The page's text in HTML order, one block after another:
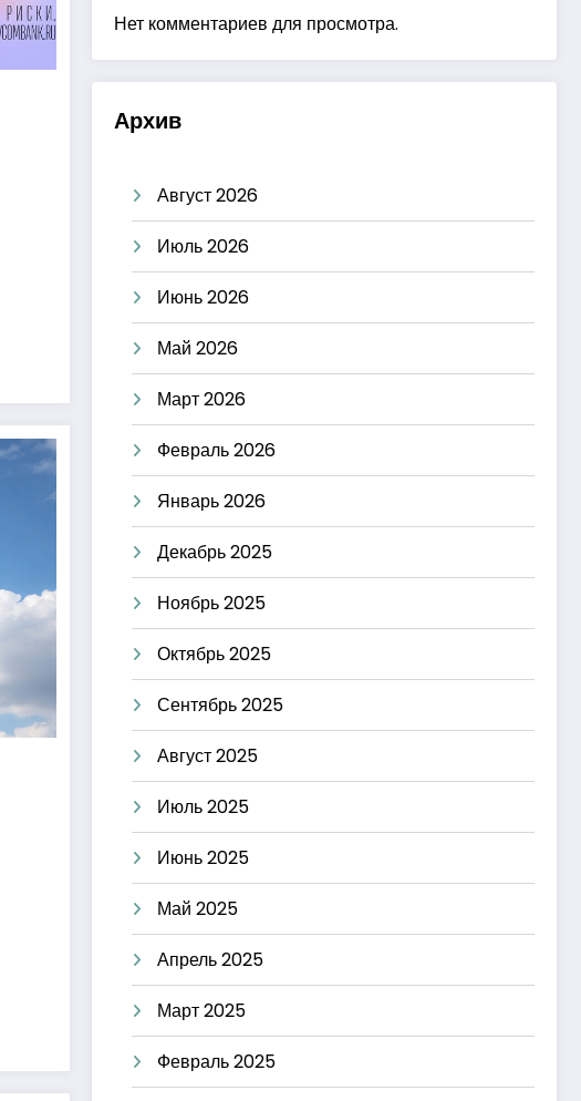
Нет комментариев для просмотра.
Архив
Август 2026
Июль 2026
Июнь 2026
Май 2026
Март 2026
Февраль 2026
Январь 2026
Декабрь 2025
Ноябрь 2025
Октябрь 2025
Сентябрь 2025
Август 2025
Июль 2025
Июнь 2025
Май 2025
Апрель 2025
Март 2025
Февраль 2025